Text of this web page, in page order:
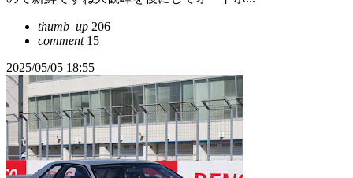
thumb_up 206
comment15
2025/05/05 18:55